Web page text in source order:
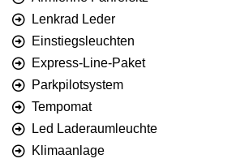
Lenkrad Leder
Einstiegsleuchten
Express-Line-Paket
Parkpilotsystem
Tempomat
Led Laderaumleuchte
Klimaanlage